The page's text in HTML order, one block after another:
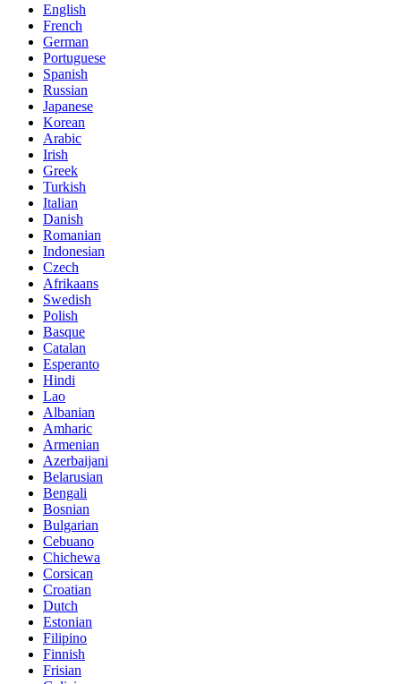
English
French
German
Portuguese
Spanish
Russian
Japanese
Korean
Arabic
Irish
Greek
Turkish
Italian
Danish
Romanian
Indonesian
Czech
Afrikaans
Swedish
Polish
Basque
Catalan
Esperanto
Hindi
Lao
Albanian
Amharic
Armenian
Azerbaijani
Belarusian
Bengali
Bosnian
Bulgarian
Cebuano
Chichewa
Corsican
Croatian
Dutch
Estonian
Filipino
Finnish
Frisian